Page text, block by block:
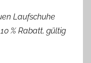
Laufschuhe
% Rabatt, gültig